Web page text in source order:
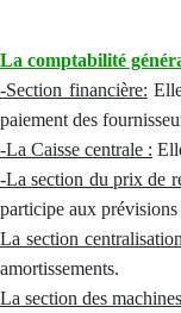
La comptabilité
-Section financière:
paiement des
-La Caisse centrale :
-La section du prix de
participe aux
La section
amortissements.
La section des